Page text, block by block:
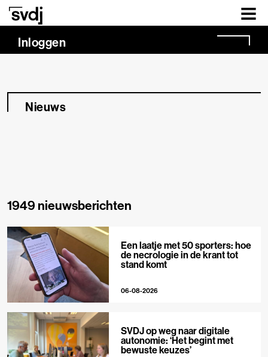
Naar hoofdinhoud
Inloggen
Nieuws
1949 nieuwsberichten
Een laatje met 50 sporters: hoe
de necrologie in de krant tot
stand komt
06-08-2026
SVDJ op weg naar digitale
autonomie: ‘Het begint met
bewuste keuzes’